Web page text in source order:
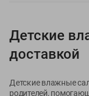
Детские
доставкой
Детские влажные
родителей,